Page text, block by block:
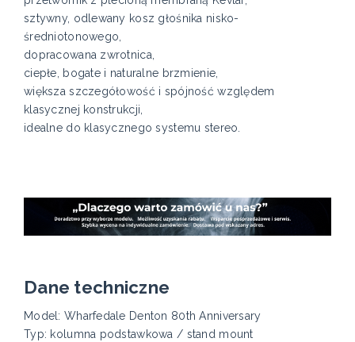
sztywny, odlewany kosz głośnika nisko-
średniotonowego,
dopracowana zwrotnica,
ciepłe, bogate i naturalne brzmienie,
większa szczegółowość i spójność względem
klasycznej konstrukcji,
idealne do klasycznego systemu stereo.
Dane techniczne
Model: Wharfedale Denton 80th Anniversary
Typ: kolumna podstawkowa / stand mount